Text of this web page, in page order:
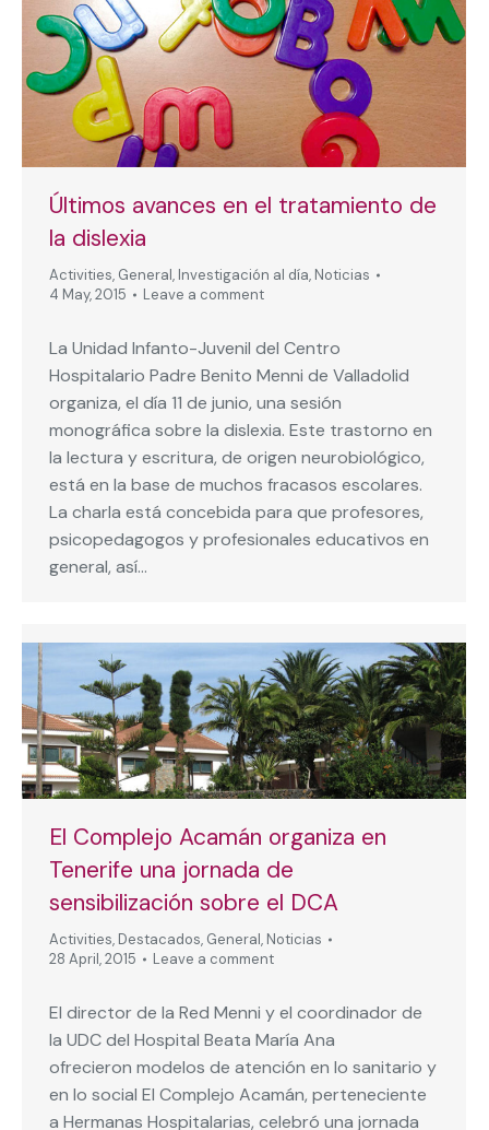
Últimos avances en el tratamiento de
la dislexia
Activities, General, Investigación al día, Noticias
4 May, 2015
Leave a comment
La Unidad Infanto-Juvenil del Centro
Hospitalario Padre Benito Menni de Valladolid
organiza, el día 11 de junio, una sesión
monográfica sobre la dislexia. Este trastorno en
la lectura y escritura, de origen neurobiológico,
está en la base de muchos fracasos escolares.
La charla está concebida para que profesores,
psicopedagogos y profesionales educativos en
general, así…
El Complejo Acamán organiza en
Tenerife una jornada de
sensibilización sobre el DCA
Activities, Destacados, General, Noticias
28 April, 2015
Leave a comment
El director de la Red Menni y el coordinador de
la UDC del Hospital Beata María Ana
ofrecieron modelos de atención en lo sanitario y
en lo social El Complejo Acamán, perteneciente
a Hermanas Hospitalarias, celebró una jornada